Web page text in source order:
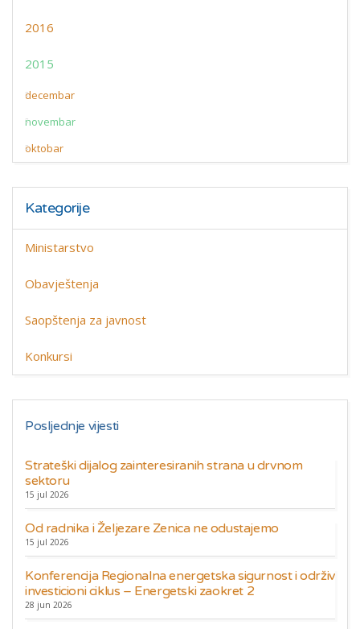
2016
2015
decembar
novembar
oktobar
Kategorije
Ministarstvo
Obavještenja
Saopštenja za javnost
Konkursi
Posljednje vijesti
Strateški dijalog zainteresiranih strana u drvnom
sektoru
15 jul 2026
Od radnika i Željezare Zenica ne odustajemo
15 jul 2026
Konferencija Regionalna energetska sigurnost i održiv
investicioni ciklus – Energetski zaokret 2
28 jun 2026